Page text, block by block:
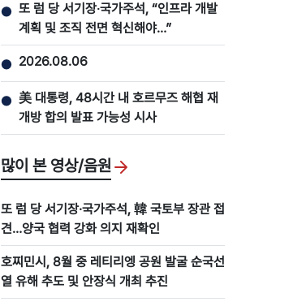
● 또 럼 당 서기장‧국가주석, “인프라 개발
계획 및 조직 전면 혁신해야…”
● 2026.08.06
● 美 대통령, 48시간 내 호르무즈 해협 재
개방 합의 발표 가능성 시사
많이 본 영상/음원
또 럼 당 서기장·국가주석, 韓 국토부 장관 접
견…양국 협력 강화 의지 재확인
호찌민시, 8월 중 레티리엥 공원 발굴 순국선
열 유해 추도 및 안장식 개최 추진